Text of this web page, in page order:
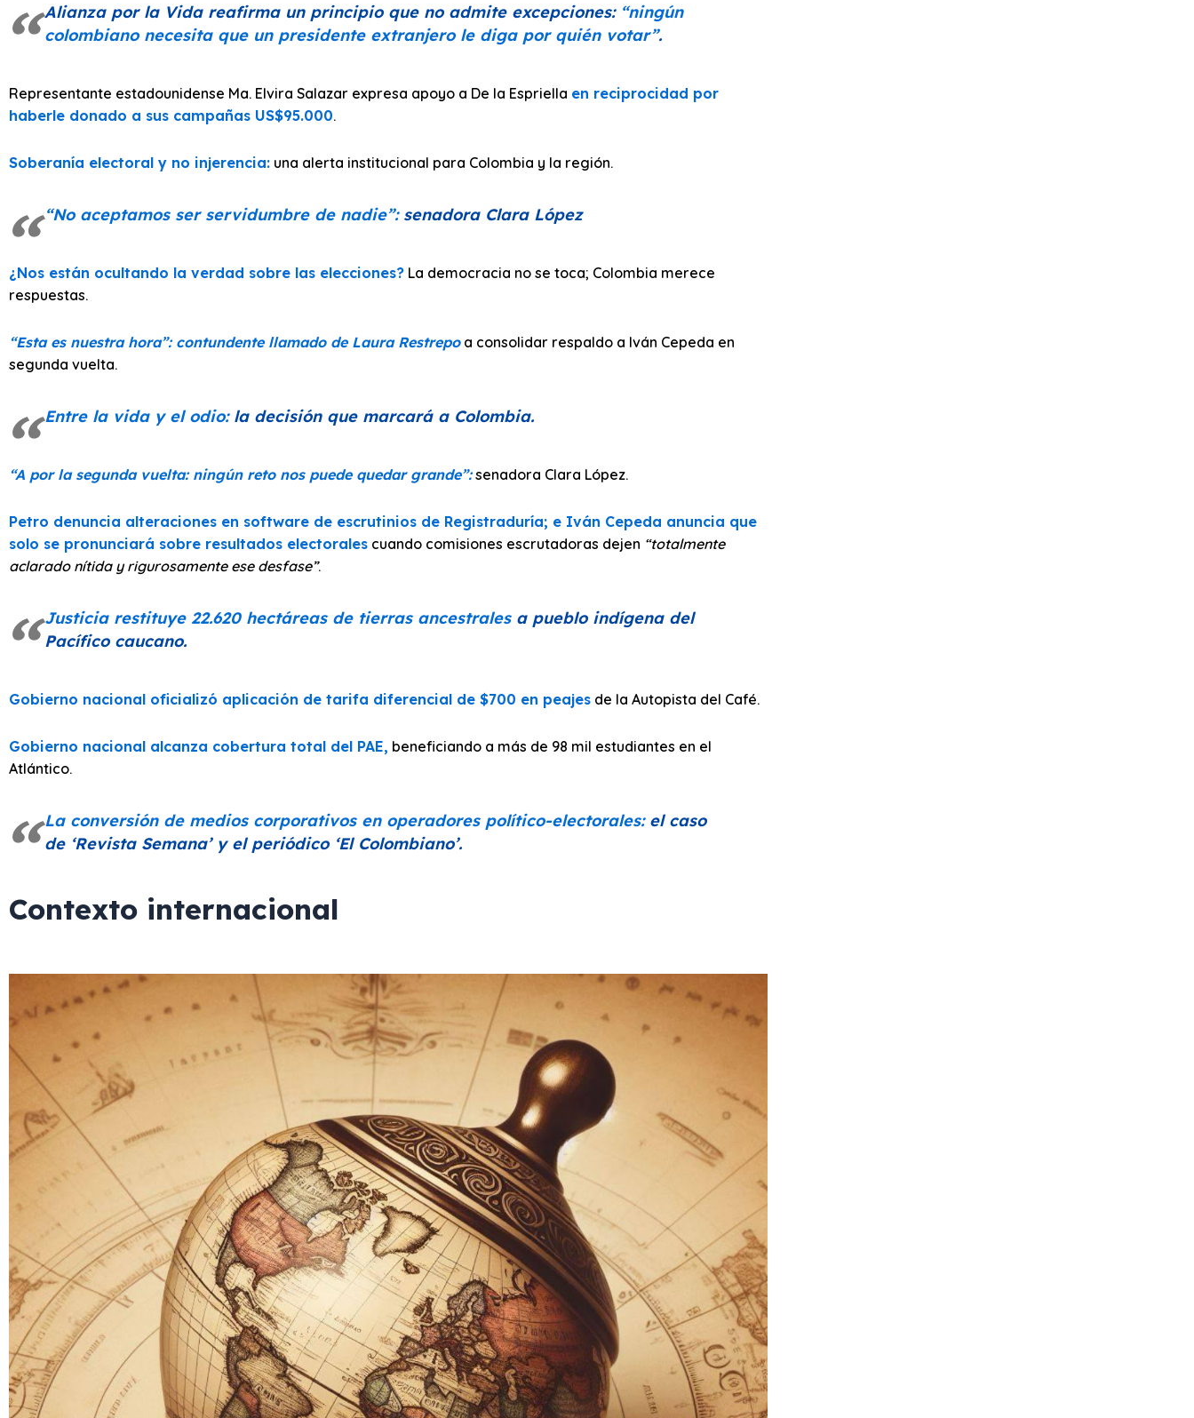
Alianza por la Vida reafirma un principio que no admite excepciones: “ningún
colombiano necesita que un presidente extranjero le diga por quién votar”.
Representante estadounidense Ma. Elvira Salazar expresa apoyo a De la Espriella en reciprocidad por
haberle donado a sus campañas US$95.000.
Soberanía electoral y no injerencia: una alerta institucional para Colombia y la región.
“No aceptamos ser servidumbre de nadie”:senadora Clara López
¿Nos están ocultando la verdad sobre las elecciones? La democracia no se toca; Colombia merece
respuestas.
“Esta es nuestra hora”: contundente llamado de Laura Restrepoa consolidar respaldo a Iván Cepeda en
segunda vuelta.
Entre la vida y el odio:la decisión que marcará a Colombia.
“A por la segunda vuelta: ningún reto nos puede quedar grande”:senadora Clara López.
Petro denuncia alteraciones en software de escrutinios de Registraduría; e Iván Cepeda anuncia que
solo se pronunciará sobre resultados electorales cuando comisiones escrutadoras dejen “totalmente
aclarado nítida y rigurosamente ese desfase”.
Justicia restituye 22.620 hectáreas de tierras ancestralesa pueblo indígena del
Pacífico caucano.
Gobierno nacional oficializó aplicación de tarifa diferencial de $700 en peajes de la Autopista del Café.
Gobierno nacional alcanza cobertura total del PAE, beneficiando a más de 98 mil estudiantes en el
Atlántico.
La conversión de medios corporativos en operadores político-electorales:el caso
de ‘Revista Semana’y el periódico ‘El Colombiano’.
Contexto internacional